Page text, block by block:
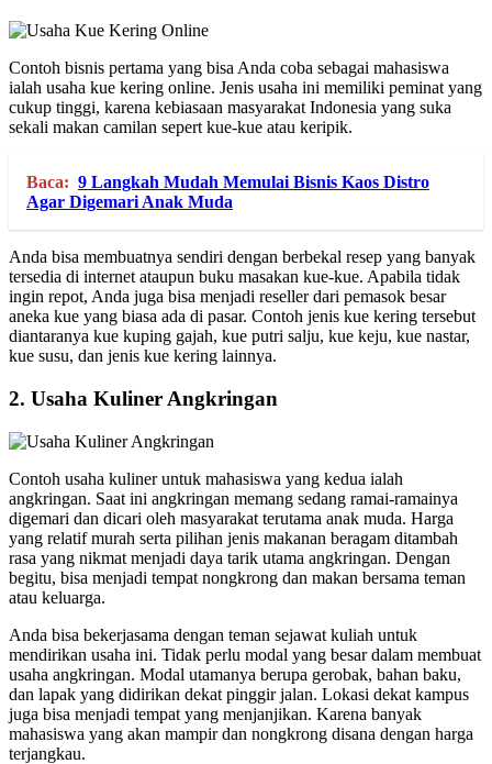
Contoh bisnis pertama yang bisa Anda coba sebagai mahasiswa
ialah usaha kue kering online. Jenis usaha ini memiliki peminat yang
cukup tinggi, karena kebiasaan masyarakat Indonesia yang suka
sekali makan camilan sepert kue-kue atau keripik.
Baca: 9 Langkah Mudah Memulai Bisnis Kaos Distro
Agar Digemari Anak Muda
Anda bisa membuatnya sendiri dengan berbekal resep yang banyak
tersedia di internet ataupun buku masakan kue-kue. Apabila tidak
ingin repot, Anda juga bisa menjadi reseller dari pemasok besar
aneka kue yang biasa ada di pasar. Contoh jenis kue kering tersebut
diantaranya kue kuping gajah, kue putri salju, kue keju, kue nastar,
kue susu, dan jenis kue kering lainnya.
2. Usaha Kuliner Angkringan
Contoh usaha kuliner untuk mahasiswa yang kedua ialah
angkringan. Saat ini angkringan memang sedang ramai-ramainya
digemari dan dicari oleh masyarakat terutama anak muda. Harga
yang relatif murah serta pilihan jenis makanan beragam ditambah
rasa yang nikmat menjadi daya tarik utama angkringan. Dengan
begitu, bisa menjadi tempat nongkrong dan makan bersama teman
atau keluarga.
Anda bisa bekerjasama dengan teman sejawat kuliah untuk
mendirikan usaha ini. Tidak perlu modal yang besar dalam membuat
usaha angkringan. Modal utamanya berupa gerobak, bahan baku,
dan lapak yang didirikan dekat pinggir jalan. Lokasi dekat kampus
juga bisa menjadi tempat yang menjanjikan. Karena banyak
mahasiswa yang akan mampir dan nongkrong disana dengan harga
terjangkau.